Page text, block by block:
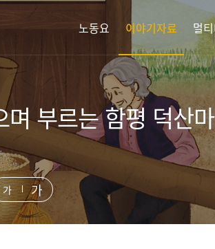
노동요 이야기자료 멀
며 부르는 함평 덕산
가 가